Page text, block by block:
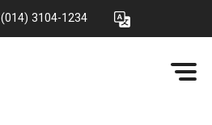
(014) 3104-1234